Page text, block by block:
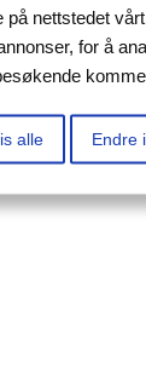
på nettstedet
for å
alle Endre